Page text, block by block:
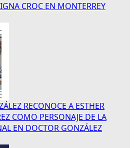
CROC EN MONTERREY
RECONOCE A ESTHER
COMO PERSONAJE DE LA
EN DOCTOR GONZÁLEZ